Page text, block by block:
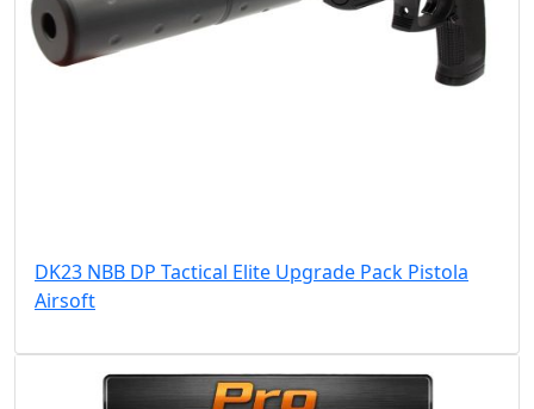
DK23 NBB DP Tactical Elite Upgrade Pack Pistola
Airsoft